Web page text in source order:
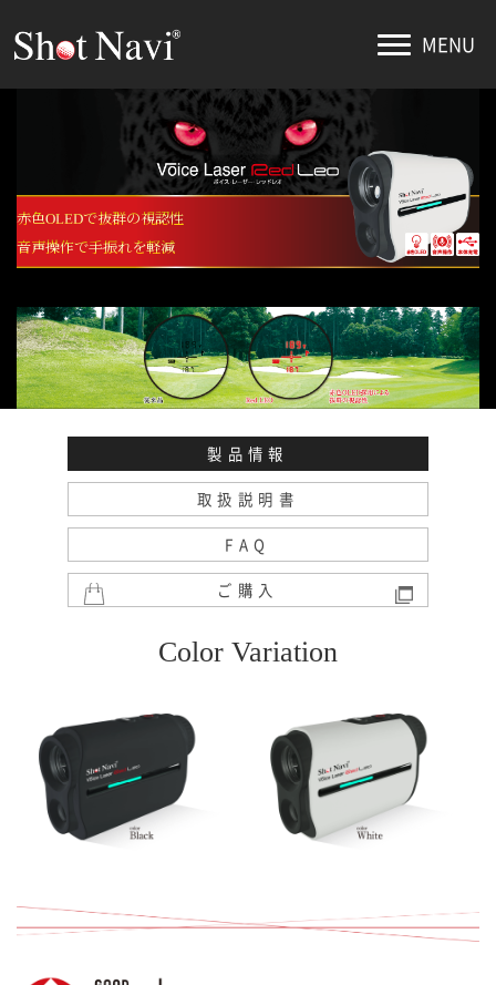
MENU
赤色OLEDで抜群の視認性
音声操作で手振れを軽減
製品情報
取扱説明書
FAQ
ご購入
Color Variation